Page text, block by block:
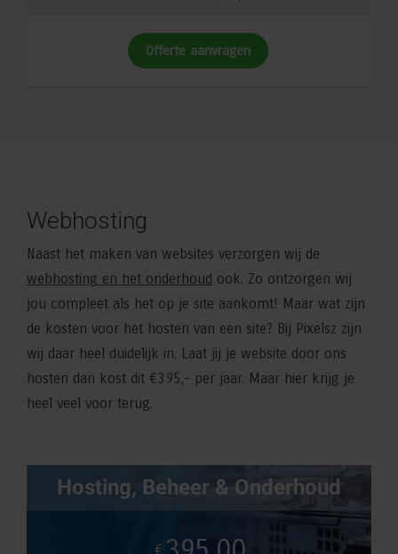
Offerte aanvragen
Webhosting
Naast het maken van websites verzorgen wij de
webhosting en het onderhoud ook. Zo ontzorgen wij
jou compleet als het op je site aankomt! Maar wat zijn
de kosten voor het hosten van een site? Bij Pixelsz zijn
wij daar heel duidelijk in. Laat jij je website door ons
hosten dan kost dit €395,- per jaar. Maar hier krijg je
heel veel voor terug.
Hosting, Beheer & Onderhoud
€